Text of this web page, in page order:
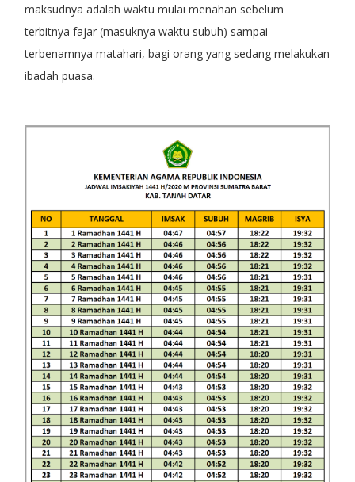
maksudnya adalah waktu mulai menahan sebelum
terbitnya fajar (masuknya waktu subuh) sampai
terbenamnya matahari, bagi orang yang sedang melakukan
ibadah puasa.